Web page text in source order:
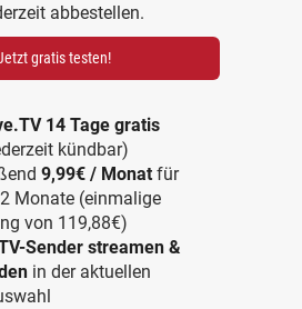
abbestellen.
gratis testen!
14 Tage gratis
kündbar)
9,99€ / Monat für
Monate (einmalige
von 119,88€)
Sender streamen &
in der aktuellen